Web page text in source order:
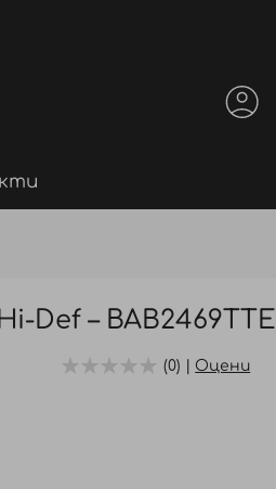
Def – BAB2469TTE
(0) | Оцени